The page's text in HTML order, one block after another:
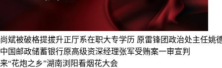
尚斌被破格提拔升正厅系在职大专学历 原雷锋团政治处主任姚
中国邮政储蓄银行原高级资深经理张军受贿案一审宣判
来“花炮之乡”湖南浏阳看烟花大会